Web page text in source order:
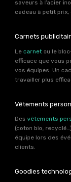
saveurs à l’acier
cadeau à petit prix,
Carnets
Le carnet ou le
efficace que vous
vos équipes. Un
travailler plus
Vêtements
Des vêtements
(coton bio,
équipe lors des
clients.
Goodies